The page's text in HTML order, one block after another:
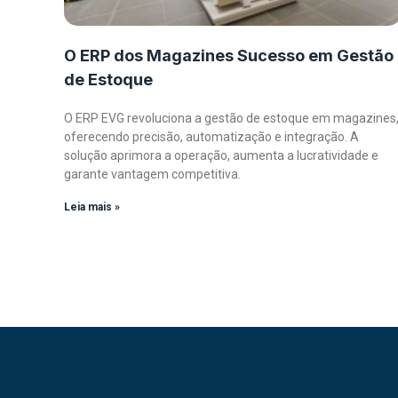
O ERP dos Magazines Sucesso em Gestão
de Estoque
O ERP EVG revoluciona a gestão de estoque em magazines,
oferecendo precisão, automatização e integração. A
solução aprimora a operação, aumenta a lucratividade e
garante vantagem competitiva.
Leia mais »